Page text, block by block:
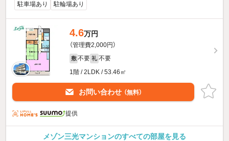
駐車場あり 駐輪場あり
4.6万円
（管理費2,000円）
敷 不要 礼 不要
1階 / 2LDK / 53.46㎡
お問い合わせ （無料）
提供
メゾン三光マンションのすべての部屋を見る